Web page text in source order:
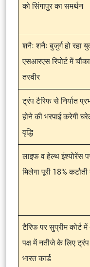
को सिंगापुर का समर्थन
शनैः शनैः बुजुर्ग हो रहा
एसआरएस रिपोर्ट में
तस्वीर
ट्रंप टैरिफ से निर्यात
होने की भरपाई करेगी
वृद्धि
लाइफ व हेल्थ इंश्योरेंस
मिलेगा पूरी 18%
टैरिफ पर सुप्रीम कोर्ट
पक्ष में नतीजे के लिए
भारत कार्ड